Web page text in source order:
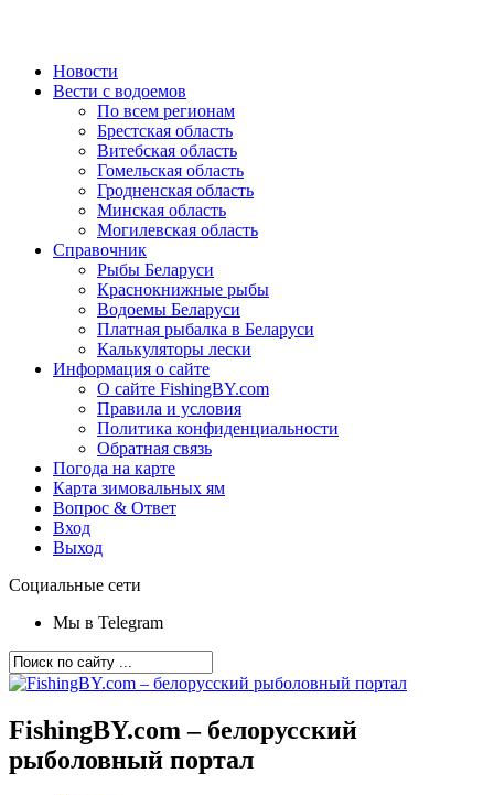
Новости
Вести с водоемов
По всем регионам
Брестская область
Витебская область
Гомельская область
Гродненская область
Минская область
Могилевская область
Справочник
Рыбы Беларуси
Краснокнижные рыбы
Водоемы Беларуси
Платная рыбалка в Беларуси
Калькуляторы лески
Информация о сайте
О сайте FishingBY.com
Правила и условия
Политика конфиденциальности
Обратная связь
Погода на карте
Карта зимовальных ям
Вопрос & Ответ
Вход
Выход
Социальные сети
Мы в Telegram
FishingBY.com – белорусский
рыболовный портал